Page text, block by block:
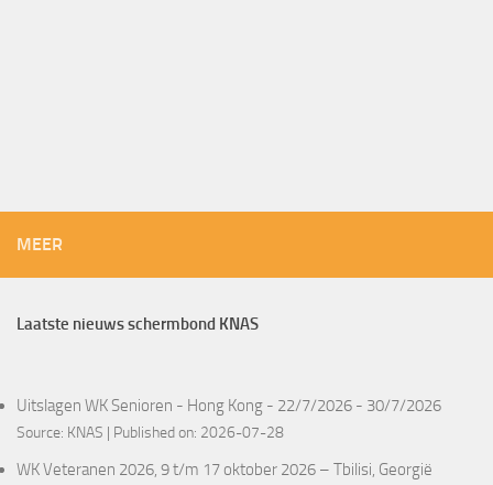
MEER
Laatste nieuws schermbond KNAS
Uitslagen WK Senioren - Hong Kong - 22/7/2026 - 30/7/2026
Source: KNAS Published on: 2026-07-28
WK Veteranen 2026, 9 t/m 17 oktober 2026 – Tbilisi, Georgië